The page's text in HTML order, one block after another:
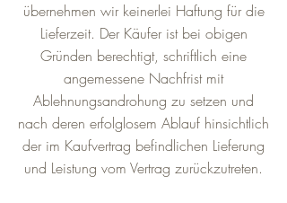
übernehmen wir keinerlei Haftung für die
Lieferzeit. Der Käufer ist bei obigen
Gründen berechtigt, schriftlich eine
angemessene Nachfrist mit
Ablehnungsandrohung zu setzen und
nach deren erfolglosem Ablauf hinsichtlich
der im Kaufvertrag befindlichen Lieferung
und Leistung vom Vertrag zurückzutreten.